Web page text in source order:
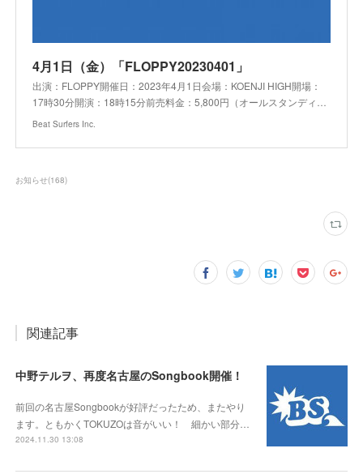
4月1日（金）「FLOPPY20230401」
出演：FLOPPY開催日：2023年4月1日会場：KOENJI HIGH開場：
17時30分開演：18時15分前売料金：5,800円（オールスタンディ…
Beat Surfers Inc.
お知らせ(168)
関連記事
中野テルヲ、再度名古屋のSongbook開催！
前回の名古屋Songbookが好評だったため、またやり
ます。ともかくTOKUZOは音がいい！ 細かい部分…
2024.11.30 13:08